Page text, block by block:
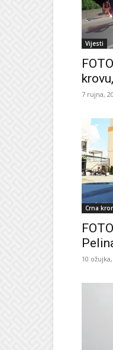
Vijesti
7 rujna,
Crna
10